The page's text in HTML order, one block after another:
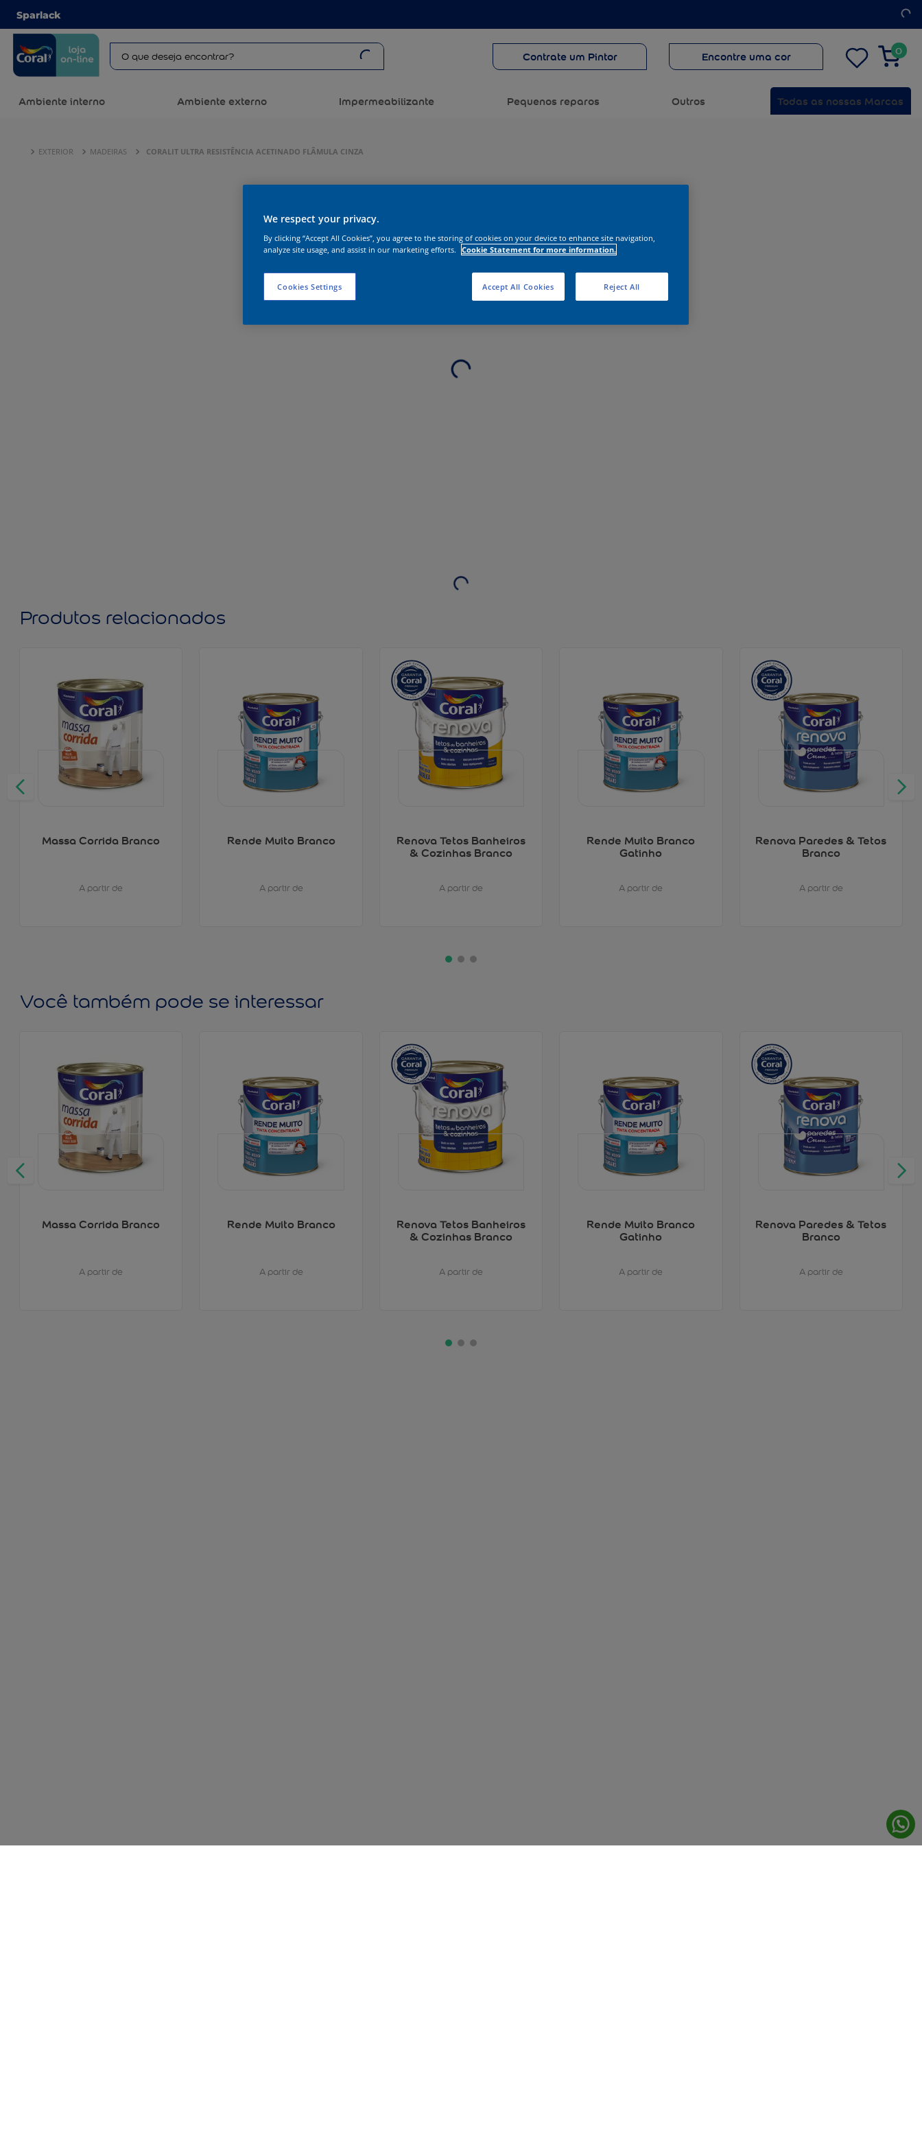
Sparlack
Contrate um Pintor Encontre uma cor 0
Ambiente interno Ambiente externo Impermeabilizante Pequenos reparos Outros Todas as nossas Marcas
EXTERIOR MADEIRAS CORALIT ULTRA RESISTÊNCIA ACETINADO FLÂMULA CINZA
Produtos relacionados
Massa Corrida Branco
A partir de
Rende Muito Branco
A partir de
Renova Tetos Banheiros
& Cozinhas Branco
A partir de
Rende Muito Branco
Gatinho
A partir de
Renova Paredes & Tetos
Branco
A partir de
Você também pode se interessar
Massa Corrida Branco
A partir de
Rende Muito Branco
A partir de
Renova Tetos Banheiros
& Cozinhas Branco
A partir de
Rende Muito Branco
Gatinho
A partir de
Renova Paredes & Tetos
Branco
A partir de
We respect your privacy.
By clicking “Accept All Cookies”, you agree to the storing of cookies on your device to enhance site navigation,
analyze site usage, and assist in our marketing efforts. Cookie Statement for more information.
Cookies Settings Reject All
Accept All Cookies